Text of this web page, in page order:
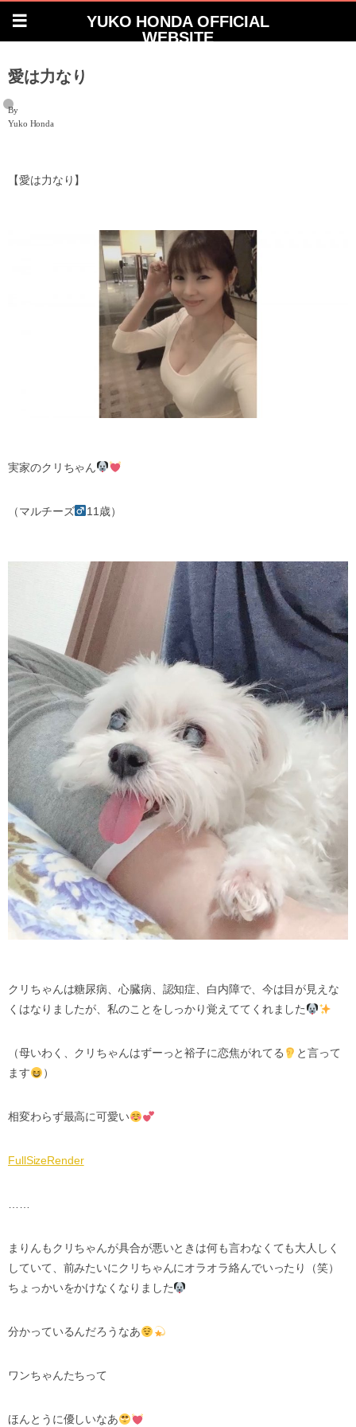
YUKO HONDA OFFICIAL
WEBSITE
愛は力なり
By
Yuko Honda
【愛は力なり】
実家のクリちゃん
（マルチーズ 11 歳）
クリちゃんは糖尿病、心臓病、認知症、白内障で、今は目が見えな
くはなりましたが、私のことをしっかり覚えててくれました
（母いわく、クリちゃんはずーっと裕子に恋焦がれてる
と言って
ます
）
相変わらず最高に可愛い
FullSizeRender
……
まりんもクリちゃんが具合が悪いときは何も言わなくても大人しく
していて、前みたいにクリちゃんにオラオラ絡んでいったり（笑）
ちょっかいをかけなくなりました
分かっているんだろうなあ
ワンちゃんたちって
ほんとうに優しいなあ